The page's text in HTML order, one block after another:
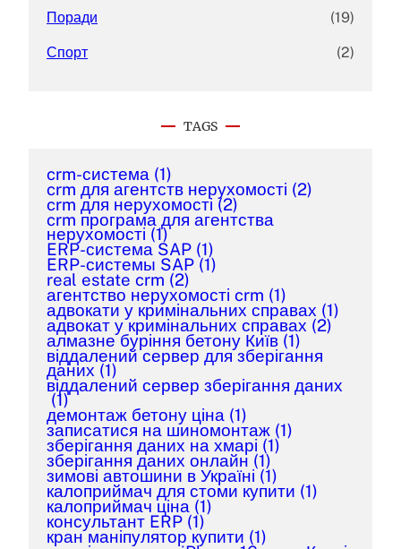
Поради (19)
Спорт (2)
TAGS
crm-система (1)
crm для агентств нерухомості (2)
crm для нерухомості (2)
crm програма для агентства
нерухомості (1)
ERP-система SAP (1)
ERP-системы SAP (1)
real estate crm (2)
агентство нерухомості crm (1)
адвокати у кримінальних справах (1)
адвокат у кримінальних справах (2)
алмазне буріння бетону Київ (1)
віддалений сервер для зберігання
даних (1)
віддалений сервер зберігання даних
(1)
демонтаж бетону ціна (1)
записатися на шиномонтаж (1)
зберігання даних на хмарі (1)
зберігання даних онлайн (1)
зимові автошини в Україні (1)
калоприймач для стоми купити (1)
калоприймач ціна (1)
консультант ERP (1)
кран маніпулятор купити (1)